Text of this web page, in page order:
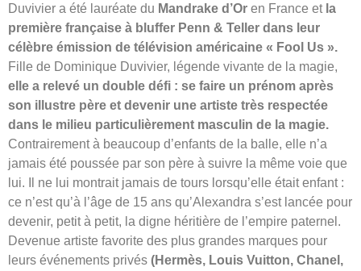
Duvivier a été lauréate du Mandrake d’Or en France et la
première française à bluffer Penn & Teller dans leur
célèbre émission de télévision américaine « Fool Us ».
Fille de Dominique Duvivier, légende vivante de la magie,
elle a relevé un double défi : se faire un prénom après
son illustre père et devenir une artiste très respectée
dans le milieu particulièrement masculin de la magie.
Contrairement à beaucoup d’enfants de la balle, elle n’a
jamais été poussée par son père à suivre la même voie que
lui. Il ne lui montrait jamais de tours lorsqu’elle était enfant :
ce n’est qu’à l’âge de 15 ans qu’Alexandra s’est lancée pour
devenir, petit à petit, la digne héritière de l’empire paternel.
Devenue artiste favorite des plus grandes marques pour
leurs événements privés (Hermès, Louis Vuitton, Chanel,